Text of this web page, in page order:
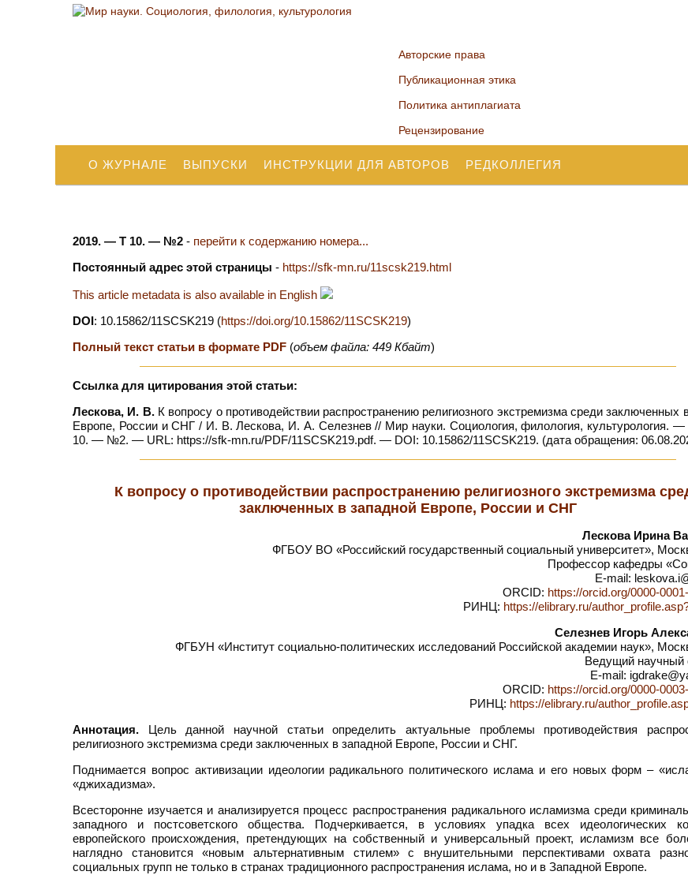
Авторские права
Публикационная этика
Политика антиплагиата
Рецензирование
О ЖУРНАЛЕ ВЫПУСКИ ИНСТРУКЦИИ ДЛЯ АВТОРОВ РЕДКОЛЛЕГИЯ
2019. — Т 10. — №2 - перейти к содержанию номера...
Постоянный адрес этой страницы - https://sfk-mn.ru/11scsk219.html
This article metadata is also available in English
DOI: 10.15862/11SCSK219 (https://doi.org/10.15862/11SCSK219)
Полный текст статьи в формате PDF (объем файла: 449 Кбайт)
Ссылка для цитирования этой статьи:
Лескова, И. В.К вопросу о противодействии распространению религиозного экстремизма среди заключенных
Европе, России и СНГ / И. В. Лескова, И. А. Селезнев // Мир науки. Социология, филология, культурология.
10. — №2. — URL: https://sfk-mn.ru/PDF/11SCSK219.pdf. — DOI: 10.15862/11SCSK219. (дата обращения:
К вопросу о противодействии распространению религиозного экстремизма
заключенных в западной Европе, России и СНГ
Лескова Ирина
ФГБОУ ВО «Российский государственный социальный университет»,
Профессор кафедры
E-mail:
ORCID: https://orcid.org/0000-
РИНЦ: https://elibrary.ru/
Селезнев Игорь
ФГБУН «Институт социально-политических исследований Российской академии наук»,
Ведущий научный
E-mail:
ORCID: https://orcid.org/0000-
РИНЦ: https://elibrary.ru/
Аннотация. Цель данной научной статьи определить актуальные проблемы противодействия
религиозного экстремизма среди заключенных в западной Европе, России и СНГ.
Поднимается вопрос активизации идеологии радикального политического ислама и его новых форм –
«джихадизма».
Всесторонне изучается и анализируется процесс распространения радикального исламизма среди
западного и постсоветского общества. Подчеркивается, в условиях упадка всех идеологических
европейского происхождения, претендующих на собственный и универсальный проект, исламизм все
наглядно становится «новым альтернативным стилем» с внушительными перспективами охвата
социальных групп не только в странах традиционного распространения ислама, но и в Западной Европе.